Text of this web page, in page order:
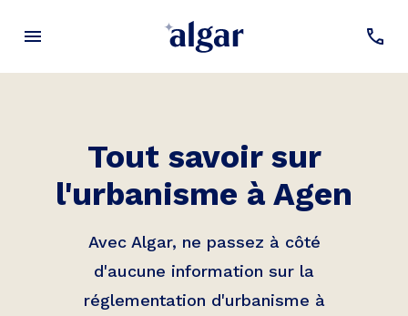
Tout savoir sur
l'urbanisme àAgen
Avec Algar, ne passez à côté
d'aucune information sur la
réglementation d'urbanisme à